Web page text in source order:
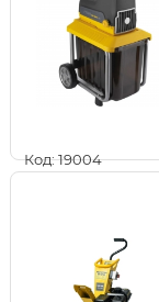
Код: 19004